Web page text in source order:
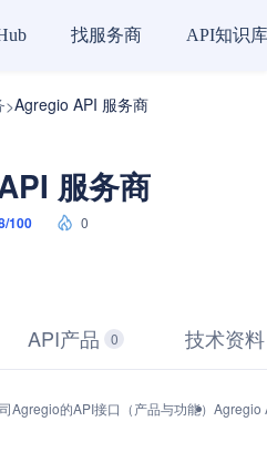
找服务商 API知识库
>Agregio API 服务商
服务商
100 0
API产品 0 技术资料
Agregio的API接口（产品与功能） Agregio